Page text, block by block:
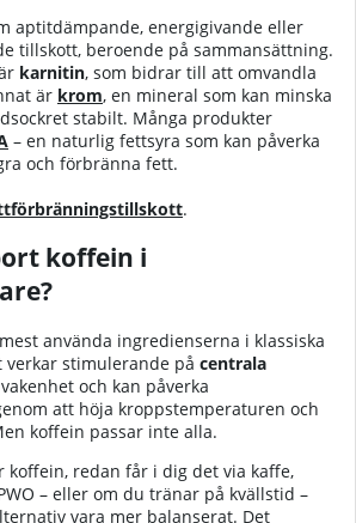
aptitdämpande, energigivande eller
tillskott, beroende på sammansättning.
karnitin, som bidrar till att omvandla
är krom, en mineral som kan minska
stabilt. Många produkter
– en naturlig fettsyra som kan påverka
och förbränna fett.
.
koffein i
använda ingredienserna i klassiska
stimulerande på centrala
och kan påverka
att höja kroppstemperaturen och
koffein passar inte alla.
koffein, redan får i dig det via kaffe,
– eller om du tränar på kvällstid –
vara mer balanserat. Det